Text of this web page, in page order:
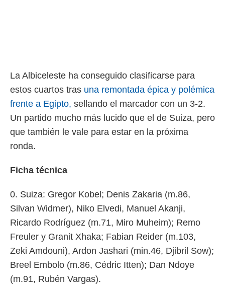
La Albiceleste ha conseguido clasificarse para
estos cuartos tras una remontada épica y polémica
frente a Egipto, sellando el marcador con un 3-2.
Un partido mucho más lucido que el de Suiza, pero
que también le vale para estar en la próxima
ronda.
Ficha técnica
0. Suiza: Gregor Kobel; Denis Zakaria (m.86,
Silvan Widmer), Niko Elvedi, Manuel Akanji,
Ricardo Rodríguez (m.71, Miro Muheim); Remo
Freuler y Granit Xhaka; Fabian Reider (m.103,
Zeki Amdouni), Ardon Jashari (min.46, Djibril Sow);
Breel Embolo (m.86, Cédric Itten); Dan Ndoye
(m.91, Rubén Vargas).